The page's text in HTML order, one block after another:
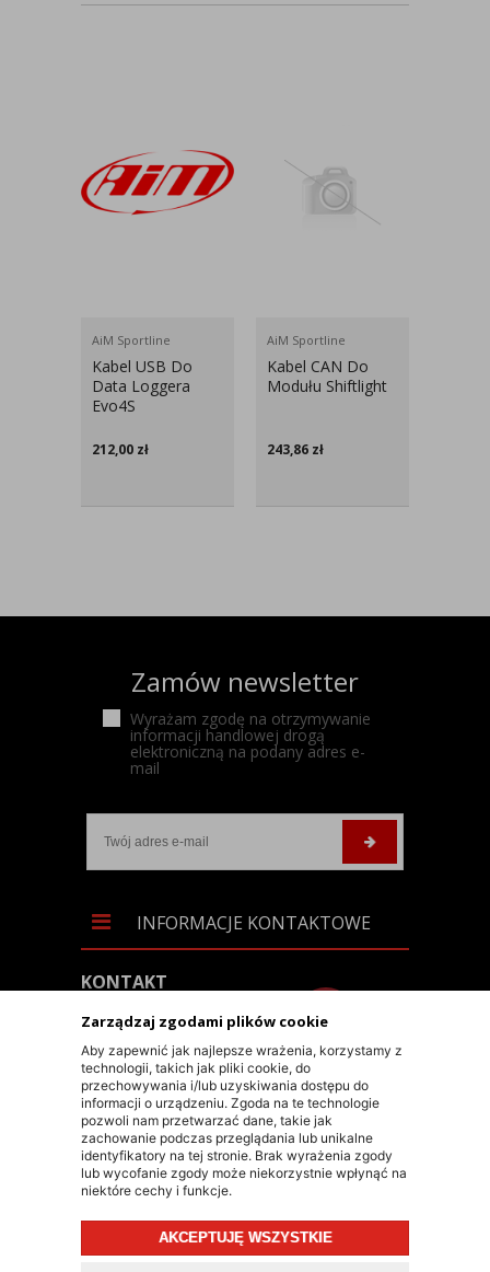
Zarządzaj zgodami plików cookie
Aby zapewnić jak najlepsze wrażenia, korzystamy z
technologii, takich jak pliki cookie, do
przechowywania i/lub uzyskiwania dostępu do
informacji o urządzeniu. Zgoda na te technologie
pozwoli nam przetwarzać dane, takie jak
zachowanie podczas przeglądania lub unikalne
identyfikatory na tej stronie. Brak wyrażenia zgody
lub wycofanie zgody może niekorzystnie wpłynąć na
niektóre cechy i funkcje.
AKCEPTUJĘ WSZYSTKIE
AiM Sportline
Kabel USB Do
Data Loggera
Evo4S
212,00 zł
AiM Sportline
Kabel CAN Do
Modułu Shiftlight
243,86 zł
Zamów newsletter
Wyrażam zgodę na otrzymywanie
informacji handlowej drogą
elektroniczną na podany adres e-
mail
INFORMACJE KONTAKTOWE
KONTAKT
+48 603 90 30 50
SKLEP@RALLY-TECH.PL
WHATSAPP LINK
RALLY-TECH SP. Z O.O.
UL. LIPNICKA 62/1A
43-300 BIELSKO-BIAŁA